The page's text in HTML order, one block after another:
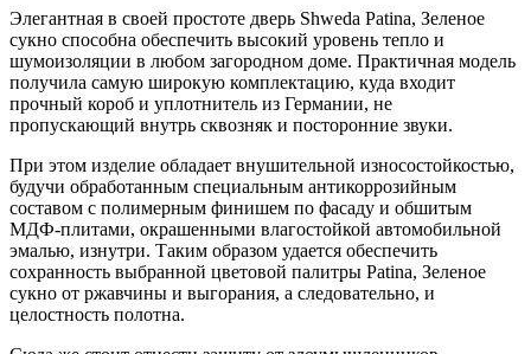
Элегантная в своей простоте дверь Shweda Patina, Зеленое
сукно способна обеспечить высокий уровень тепло и
шумоизоляции в любом загородном доме. Практичная модель
получила самую широкую комплектацию, куда входит
прочный короб и уплотнитель из Германии, не
пропускающий внутрь сквозняк и посторонние звуки.
При этом изделие обладает внушительной износостойкостью,
будучи обработанным специальным антикоррозийным
составом с полимерным финишем по фасаду и обшитым
МДФ-плитами, окрашенными влагостойкой автомобильной
эмалью, изнутри. Таким образом удается обеспечить
сохранность выбранной цветовой палитры Patina, Зеленое
сукно от ржавчины и выгорания, а следовательно, и
целостность полотна.